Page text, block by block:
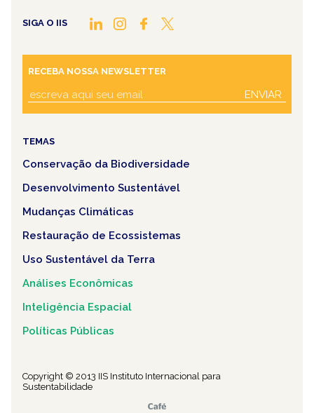
SIGA O IIS
RECEBA NOSSA NEWSLETTER
ENVIAR
TEMAS
Conservação da Biodiversidade
Desenvolvimento Sustentável
Mudanças Climáticas
Restauração de Ecossistemas
Uso Sustentável da Terra
Análises Econômicas
Inteligência Espacial
Políticas Públicas
Copyright © 2013 IIS Instituto Internacional para
Sustentabilidade